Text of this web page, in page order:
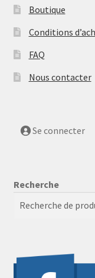
Boutique
Conditions
FAQ
Nous contacter
Se connecter
Recherche